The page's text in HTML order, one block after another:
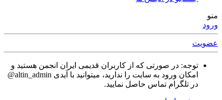
منو
ورود
عضویت
توجه: در صورتی که از کاربران قدیمی ایران انجمن هستید و
امکان ورود به سایت را ندارید، میتوانید با آیدی altin_admin@
در تلگرام تماس حاصل نمایید.